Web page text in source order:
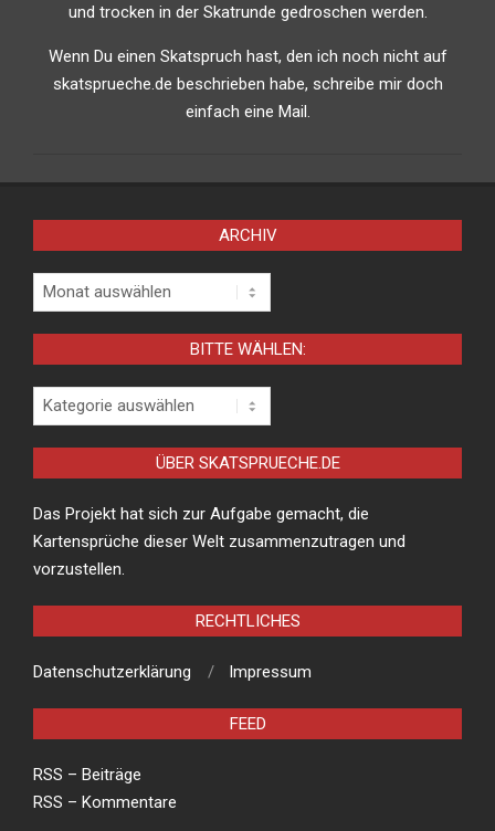
und trocken in der Skatrunde gedroschen werden.
Wenn Du einen Skatspruch hast, den ich noch nicht auf
skatsprueche.de beschrieben habe, schreibe mir doch
einfach eine Mail.
ARCHIV
Archiv
BITTE WÄHLEN:
Bitte
wählen:
ÜBER SKATSPRUECHE.DE
Das Projekt hat sich zur Aufgabe gemacht, die
Kartensprüche dieser Welt zusammenzutragen und
vorzustellen.
RECHTLICHES
Datenschutzerklärung Impressum
FEED
RSS – Beiträge
RSS – Kommentare